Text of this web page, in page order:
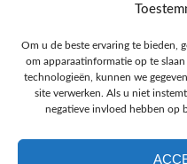
Om u de beste ervaring te bieden,
om apparaatinformatie op te
technologieën, kunnen we
site verwerken. Als u niet
negatieve invloed hebben op
Alle illustraties op de
Marie Bøhler Høvik. De
ontwikkeld met
Oskar Blakstad veel dank